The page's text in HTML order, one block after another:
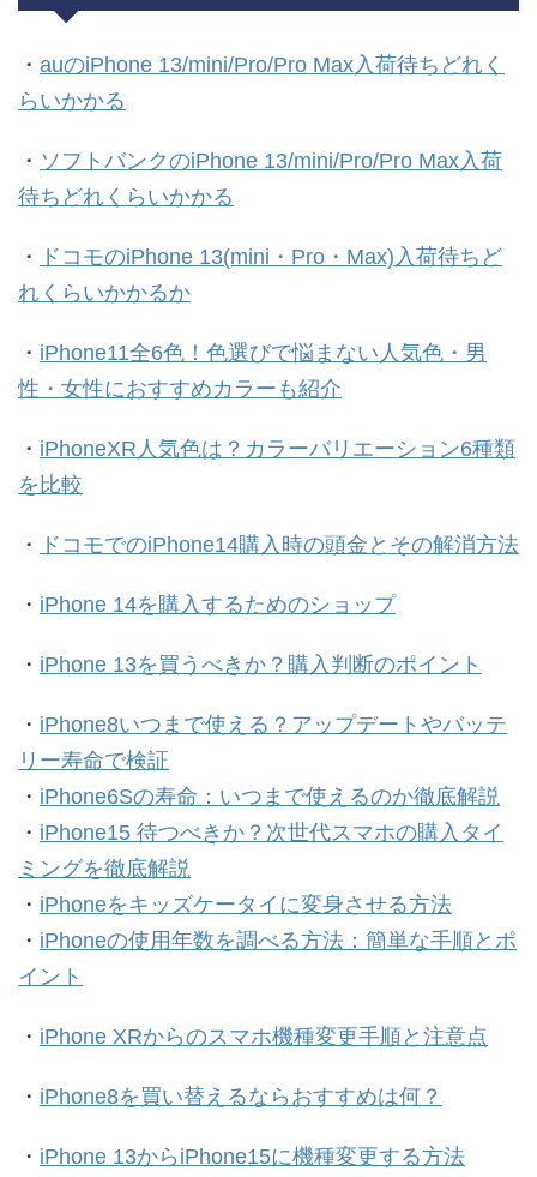
・ auのiPhone 13/mini/Pro/Pro Max入荷待ちどれく
らいかかる
・ ソフトバンクのiPhone 13/mini/Pro/Pro Max入荷
待ちどれくらいかかる
・
ドコモのiPhone 13(mini・Pro・Max)入荷待ちど
れくらいかかるか
・ iPhone11全6色！色選びで悩まない人気色・男
性・女性におすすめカラーも紹介
・ iPhoneXR人気色は？カラーバリエーション6種類
を比較
・ ドコモでのiPhone14購入時の頭金とその解消方法
・ iPhone 14を購入するためのショップ
・ iPhone 13を買うべきか？購入判断のポイント
・ iPhone8いつまで使える？アップデートやバッテ
リー寿命で検証
・ iPhone6Sの寿命：いつまで使えるのか徹底解説
・ iPhone15 待つべきか？次世代スマホの購入タイ
ミングを徹底解説
・ iPhoneをキッズケータイに変身させる方法
・ iPhoneの使用年数を調べる方法：簡単な手順とポ
イント
・ iPhone XRからのスマホ機種変更手順と注意点
・ iPhone8を買い替えるならおすすめは何？
・ iPhone 13からiPhone15に機種変更する方法